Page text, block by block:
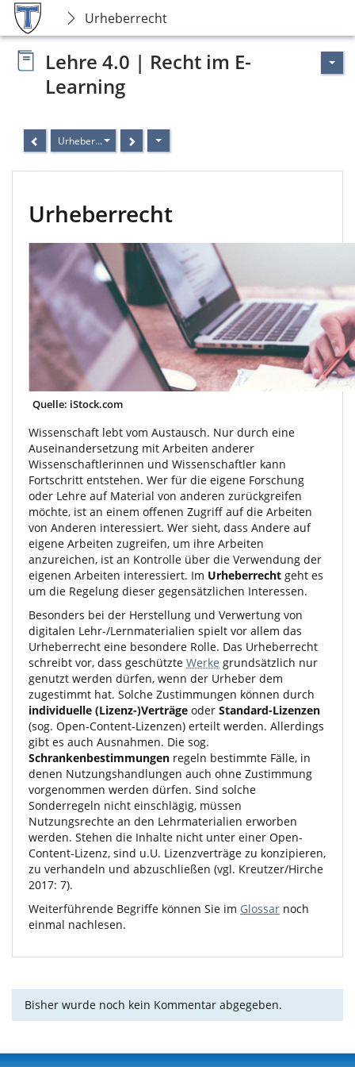
Urheberrecht
Lehre 4.0 | Recht im E-
Learning
Urheberrecht
Urheberrecht
Quelle: iStock.com
Wissenschaft lebt vom Austausch. Nur durch eine
Auseinandersetzung mit Arbeiten anderer
Wissenschaftlerinnen und Wissenschaftler kann
Fortschritt entstehen. Wer für die eigene Forschung
oder Lehre auf Material von anderen zurückgreifen
möchte, ist an einem offenen Zugriff auf die Arbeiten
von Anderen interessiert. Wer sieht, dass Andere auf
eigene Arbeiten zugreifen, um ihre Arbeiten
anzureichen, ist an Kontrolle über die Verwendung der
eigenen Arbeiten interessiert. Im Urheberrecht geht es
um die Regelung dieser gegensätzlichen Interessen.
Besonders bei der Herstellung und Verwertung von
digitalen Lehr-/Lernmaterialien spielt vor allem das
Urheberrecht eine besondere Rolle. Das Urheberrecht
schreibt vor, dass geschützte Werke grundsätzlich nur
genutzt werden dürfen, wenn der Urheber dem
zugestimmt hat. Solche Zustimmungen können durch
individuelle (Lizenz-)Verträge oder Standard-Lizenzen
(sog. Open-Content-Lizenzen) erteilt werden. Allerdings
gibt es auch Ausnahmen. Die sog.
Schrankenbestimmungen regeln bestimmte Fälle, in
denen Nutzungshandlungen auch ohne Zustimmung
vorgenommen werden dürfen. Sind solche
Sonderregeln nicht einschlägig, müssen
Nutzungsrechte an den Lehrmaterialien erworben
werden. Stehen die Inhalte nicht unter einer Open-
Content-Lizenz, sind u.U. Lizenzverträge zu konzipieren,
zu verhandeln und abzuschließen (vgl. Kreutzer/Hirche
2017: 7).
Weiterführende Begriffe können Sie im Glossar noch
einmal nachlesen.
Bisher wurde noch kein Kommentar abgegeben.